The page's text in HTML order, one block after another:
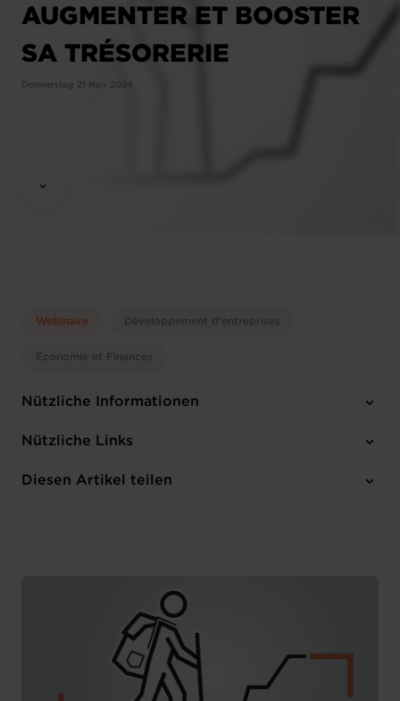
AUGMENTER ET BOOSTER
SA TRÉSORERIE
Donnerstag 21 Nov 2024
Webinaire Développement d'entreprises
Economie et Finances
Nützliche Informationen
Donnerstag 21 Nov 2024
Nützliche Links
Anmelden
Diesen Artikel teilen